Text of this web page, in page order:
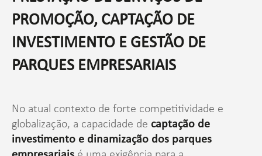
PROMOÇÃO, CAPTAÇÃO DE
INVESTIMENTO E GESTÃO DE
PARQUES EMPRESARIAIS
No atual contexto de forte competitividade e
globalização, a capacidade de captação de
investimento e dinamização dos parques